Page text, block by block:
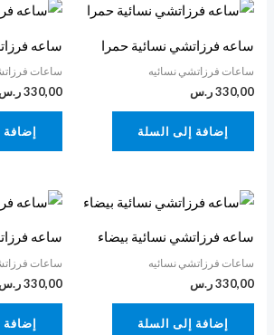
ساعه فرزاتشي نسائية حمرا
ساعات فرزاتشي نسائيه
330,00 ر.س
إضافة إلى السلة
ساعه
ساعات
330,00ر.س
إضافة
ساعه فرزاتشي نسائية بيضاء
ساعات فرزاتشي نسائيه
330,00 ر.س
إضافة إلى السلة
ساعه
ساعات
330,00ر.س
إضافة